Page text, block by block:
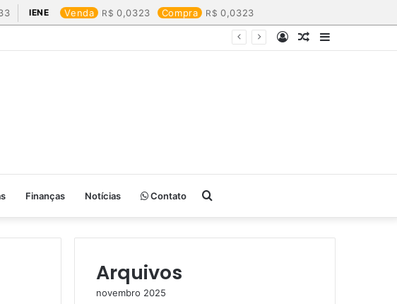
IENE Venda 0,0323 Compra 0,0323
Barra
Artigo
Entrar
Finanças Notícias Contato Procurar
por
Arquivos
novembro 2025